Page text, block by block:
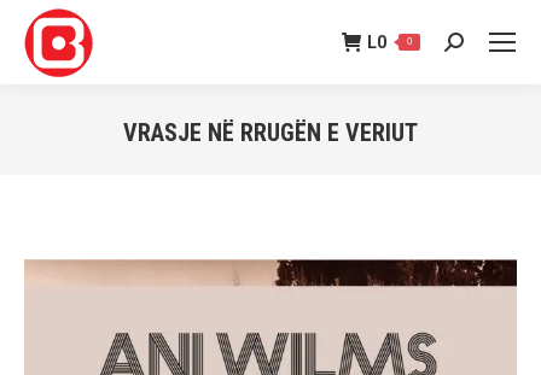
L0 0 Search:
VRASJE NË RRUGËN E VERIUT